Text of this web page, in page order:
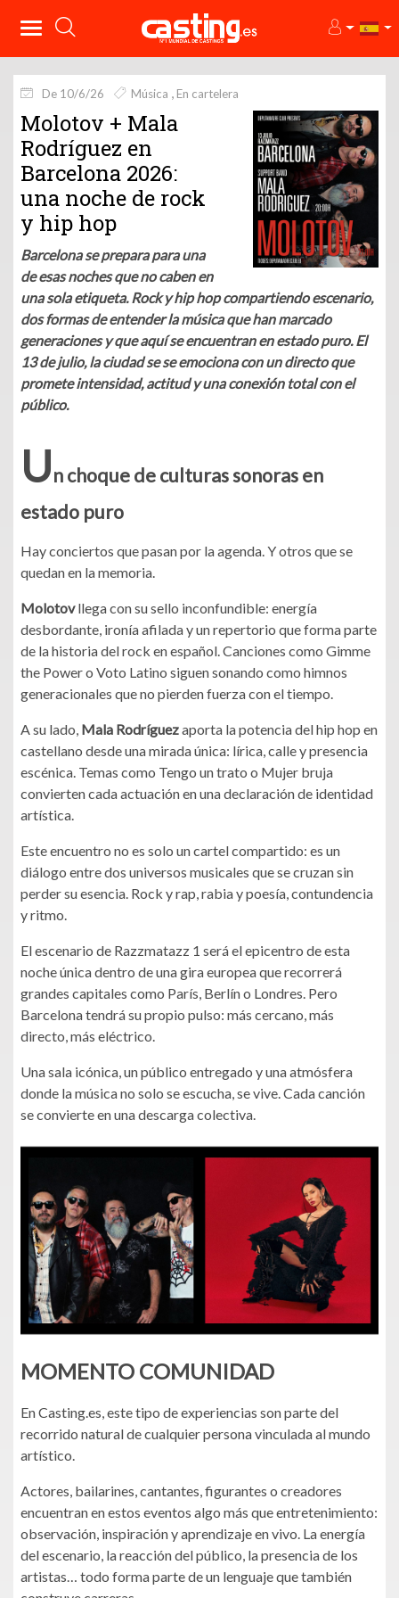
De 10/6/26 Música En cartelera
Molotov + Mala
Rodríguez en
Barcelona 2026:
una noche de rock
y hip hop
Barcelona se prepara para una
de esas noches que no caben en
una sola etiqueta. Rock y hip hop compartiendo escenario,
dos formas de entender la música que han marcado
generaciones y que aquí se encuentran en estado puro. El
13 de julio, la ciudad se se emociona con un directo que
promete intensidad, actitud y una conexión total con el
público.
Un choque de culturas sonoras en
estado puro
Hay conciertos que pasan por la agenda. Y otros que se
quedan en la memoria.
Molotovllega con su sello inconfundible: energía
desbordante, ironía afilada y un repertorio que forma parte
de la historia del rock en español. Canciones como Gimme
the Power o Voto Latino siguen sonando como himnos
generacionales que no pierden fuerza con el tiempo.
A su lado, Mala Rodríguezaporta la potencia del hip hop en
castellano desde una mirada única: lírica, calle y presencia
escénica. Temas como Tengo un trato o Mujer bruja
convierten cada actuación en una declaración de identidad
artística.
Este encuentro no es solo un cartel compartido: es un
diálogo entre dos universos musicales que se cruzan sin
perder su esencia. Rock y rap, rabia y poesía, contundencia
y ritmo.
El escenario de Razzmatazz 1 será el epicentro de esta
noche única dentro de una gira europea que recorrerá
grandes capitales como París, Berlín o Londres. Pero
Barcelona tendrá su propio pulso: más cercano, más
directo, más eléctrico.
Una sala icónica, un público entregado y una atmósfera
donde la música no solo se escucha, se vive. Cada canción
se convierte en una descarga colectiva.
MOMENTO COMUNIDAD
En Casting.es, este tipo de experiencias son parte del
recorrido natural de cualquier persona vinculada al mundo
artístico.
Actores, bailarines, cantantes, figurantes o creadores
encuentran en estos eventos algo más que entretenimiento:
observación, inspiración y aprendizaje en vivo. La energía
del escenario, la reacción del público, la presencia de los
artistas… todo forma parte de un lenguaje que también